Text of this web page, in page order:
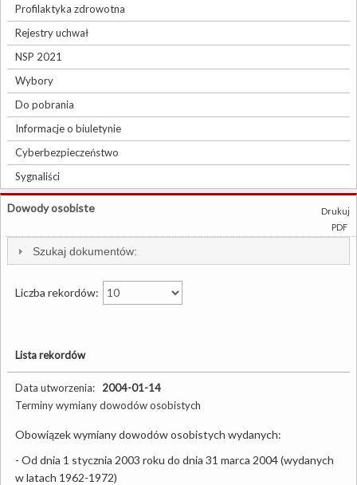
Profilaktyka zdrowotna
Rejestry uchwał
NSP 2021
Wybory
Do pobrania
Informacje o biuletynie
Cyberbezpieczeństwo
Sygnaliści
Drukuj
PDF
Dowody osobiste
Szukaj dokumentów:
Liczba rekordów:
Lista rekordów
Data utworzenia: 2004-01-14
Terminy wymiany dowodów osobistych
Obowiązek wymiany dowodów osobistych wydanych:
- Od dnia 1 stycznia 2003 roku do dnia 31 marca 2004 (wydanych
w latach 1962-1972)